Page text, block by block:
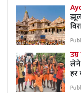
लेने
हर